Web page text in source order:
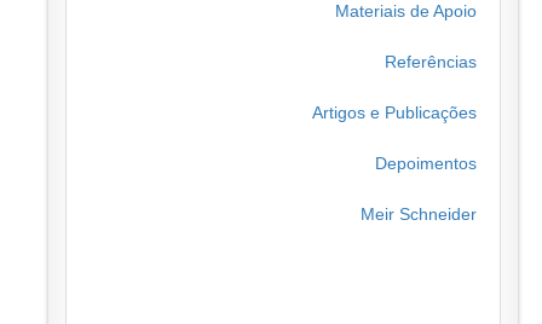
Materiais de Apoio
Referências
Artigos e Publicações
Depoimentos
Meir Schneider